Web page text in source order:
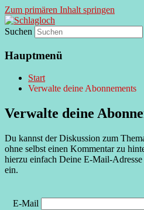
Zum primären Inhalt springen
Schlagloch
supersberger
Suchen
Hauptmenü
Start
Verwalte deine Abonnements
Verwalte deine
Du kannst der Diskussion zum
ohne selbst einen Kommentar zu
hierzu einfach Deine E-Mail-
ein.
E-Mail